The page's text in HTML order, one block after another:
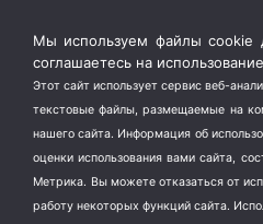
Мы используем файлы cookie
соглашаетесь на
Этот сайт использует сервис веб-
текстовые файлы, размещаемые на
нашего сайта. Информация об
оценки использования вами сайта,
Метрика. Вы можете отказаться от
работу некоторых функций сайта.